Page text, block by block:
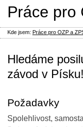
Hledáme
závod v Písku!
Požadavky
Spolehlivost,
Práce pro
Kde jsem: Práce pro OZP a